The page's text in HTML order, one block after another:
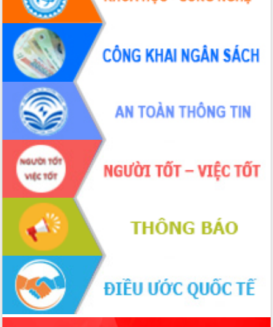
Tập huấn ứng dụng trí tuệ nhân tạo (AI)
trong thương mại điện tử năm 2026
Đoàn đại biểu Quốc hội tỉnh Đắk Lắk
trao đổi thông tin trước Kỳ họp thứ
nhất, Quốc hội khóa XVI
Quyết liệt cải cách hành chính, khơi
thông nguồn lực phát triển
Nâng cao hiệu lực, hiệu quả HĐND
tỉnh thông qua hiện đại hóa hành chính
Xã Ea Phê gắn cải cách hành chính với
chuyển đổi số
Phó Chủ tịch Thường trực UBND tỉnh
Hồ Thị Nguyên Thảo làm việc tại Trung
tâm Phục vụ hành chính công xã Ea
Xây dựng nền hành chính số đồng
hành cùng nông dân dân, doanh nghiệp
Giai đoạn 2026-2030, Đắk Lắk phấn
đấu có 77% xã đạt chuẩn nông thôn
Chuyển đổi số 'mở đường' cho nông
nghiệp Đắk Lắk tăng trưởng bứt phá
Triển khai đồng bộ đo đạc, lập hồ sơ
địa chính, hoàn thiện cơ sở dữ liệu đất